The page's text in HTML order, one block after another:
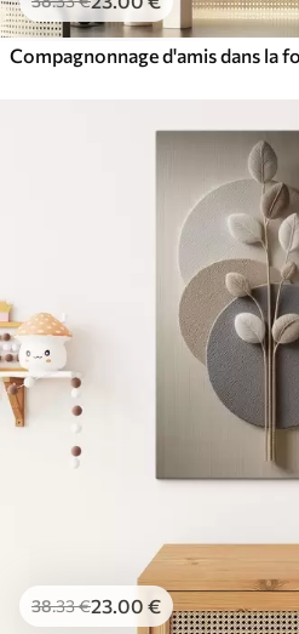
38.33€23 .00 €